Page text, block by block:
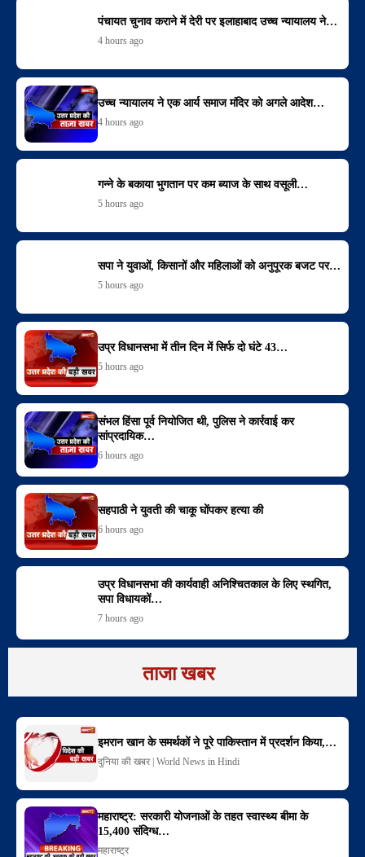
पंचायत चुनाव कराने में देरी पर इलाहाबाद उच्च न्यायालय ने…
4 hours ago
उच्च न्यायालय ने एक आर्य समाज मंदिर को अगले आदेश…
4 hours ago
गन्ने के बकाया भुगतान पर कम ब्याज के साथ वसूली…
5 hours ago
सपा ने युवाओं, किसानों और महिलाओं को अनुपूरक बजट पर…
5 hours ago
उप्र विधानसभा में तीन दिन में सिर्फ दो घंटे 43…
5 hours ago
संभल हिंसा पूर्व नियोजित थी, पुलिस ने कार्रवाई कर
सांप्रदायिक…
6 hours ago
सहपाठी ने युवती की चाकू घोंपकर हत्या की
6 hours ago
उप्र विधानसभा की कार्यवाही अनिश्चितकाल के लिए स्थगित,
सपा विधायकों…
7 hours ago
ताजा खबर
इमरान खान के समर्थकों ने पूरे पाकिस्तान में प्रदर्शन किया,…
दुनिया की खबर | World News in Hindi
महाराष्ट्र: सरकारी योजनाओं के तहत स्वास्थ्य बीमा के
15,400 संदिग्ध…
महाराष्ट्र